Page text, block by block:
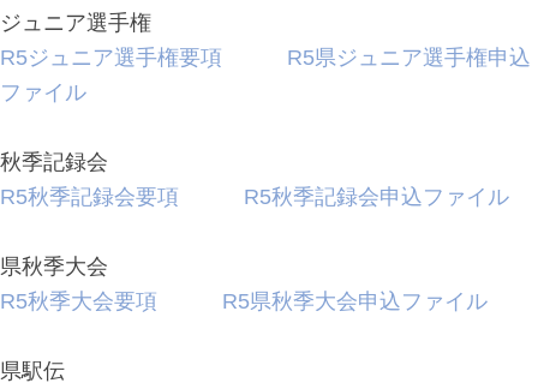
ジュニア選手権
R5ジュニア選手権要項
R5県ジュニア選手権申込
ファイル
秋季記録会
R5秋季記録会要項
R5秋季記録会申込ファイル
県秋季大会
R5秋季大会要項
R5県秋季大会申込ファイル
県駅伝